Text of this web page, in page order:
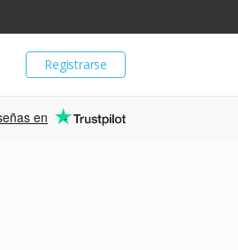
Registrarse
en